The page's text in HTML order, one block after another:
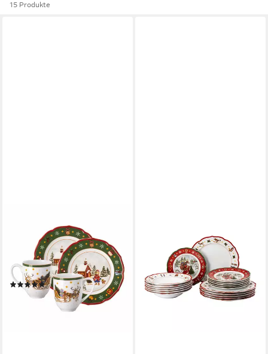
15 Produkte
Kombiservice Happy
Wintertime Geschirr-Set 4er
Set (4-tlg), 2 Personen,
Porzellan
(5)
ab 37,45 € UVP45,60 €